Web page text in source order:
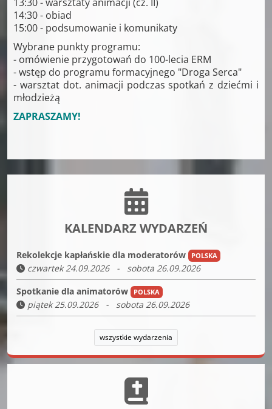
KALENDARZ WYDARZEŃ
Rekolekcje kapłańskie dla moderatorów POLSKA
czwartek 24.09.2026 - sobota 26.09.2026
Spotkanie dla animatorów
POLSKA
piątek 25.09.2026 - sobota 26.09.2026
wszystkie wydarzenia
14:30 - obiad
15:00 - podsumowanie i komunikaty
Wybrane punkty programu:
- omówienie przygotowań do 100-lecia ERM
- wstęp do programu formacyjnego "Droga Serca"
- warsztat dot. animacji podczas spotkań z dziećmi i
młodzieżą
ZAPRASZAMY!